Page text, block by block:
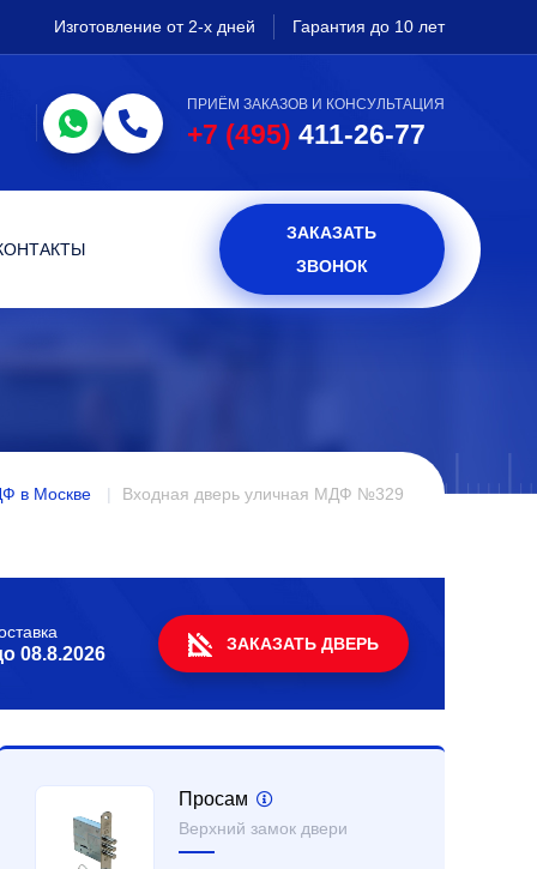
Изготовление от 2-х дней Гарантия до 10 лет
ПРИЁМ ЗАКАЗОВ И КОНСУЛЬТАЦИЯ
+7 (495) 411-26-77
ЗАКАЗАТЬ
ЗВОНОК
в Москве Входная дверь уличная МДФ №329
08.8.2026 ЗАКАЗАТЬ ДВЕРЬ
Просам
Верхний замок двери